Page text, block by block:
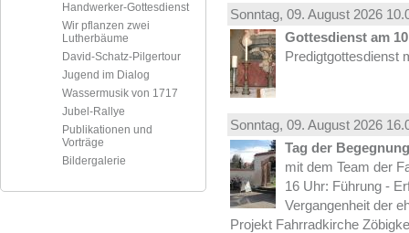
Handwerker-Gottesdienst
Wir pflanzen zwei
Lutherbäume
David-Schatz-Pilgertour
Jugend im Dialog
Wassermusik von 1717
Jubel-Rallye
Publikationen und
Vorträge
Bildergalerie
Sonntag, 09. August 2026
Gottesdienst am
Predigtgottesdienst
Sonntag, 09. August 2026
Tag der
mit dem Team der
16 Uhr: Führung -
Vergangenheit der
Projekt Fahrradkirche